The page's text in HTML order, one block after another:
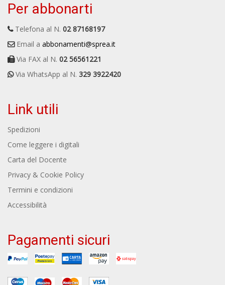
Per abbonarti
Telefona al N. 02 87168197
Email a abbonamenti@sprea.it
Via FAX al N. 02 56561221
Via WhatsApp al N. 329 3922420
Link utili
Spedizioni
Come leggere i digitali
Carta del Docente
Privacy & Cookie Policy
Termini e condizioni
Accessibilità
Pagamenti sicuri